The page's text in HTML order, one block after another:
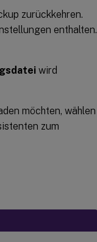
zurückkehren.
enthalten.
wird
möchten, wählen
zum